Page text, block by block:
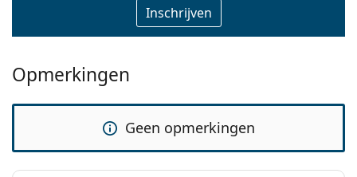
Opmerkingen
Geen opmerkingen